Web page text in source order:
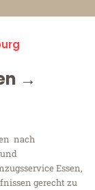
→
nach
Essen,
gerecht zu